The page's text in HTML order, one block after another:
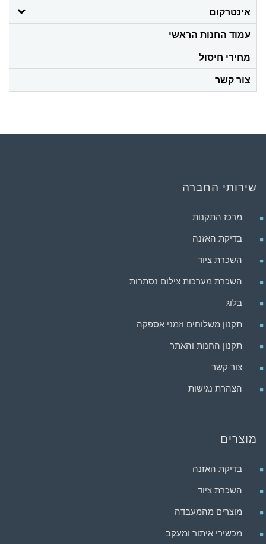
אינטרקום
עמוד החנות הראשי
מחירי חיסול
צור קשר
שירותי החברה
מרכז התקנות
בדיקת האזנה
השכרת ציוד
השכרת מערכות צילום נסתרות
בלוג
תקנון משלוחים וזמני אספקה
תקנון החנות והאתר
צור קשר
הצהרת נגישות
מוצרים
בדיקת האזנה
השכרת ציוד
מוצרים מהמעבדה
מכשירי איתור ומעקב